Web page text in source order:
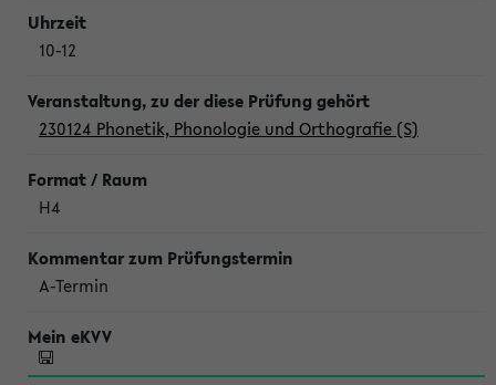
10-12
230124 Phonetik, Phonologie und Orthografie (S)
H4
A-Termin